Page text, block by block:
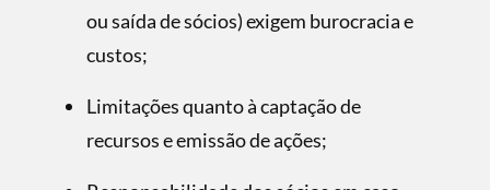
ou saída de sócios) exigem burocracia e
custos;
Limitações quanto à captação de
recursos e emissão de ações;